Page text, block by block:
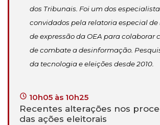
dos Tribunais. Foi um dos
convidados pela relatoria especial
de expressão da OEA para colaborar
de combate a desinformação.
da tecnologia e eleições desde 2010.
10h05 às 10h25
Recentes alterações nos
das ações eleitorais